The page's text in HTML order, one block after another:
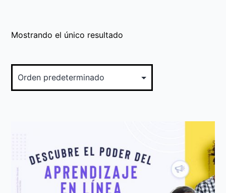
Mostrando el único resultado